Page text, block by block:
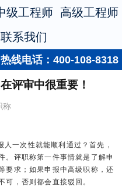
级工程师 高级工程师
联系我们
热线电话：400-108-8318
评审中很重要！
称
一次性就能顺利通过？首先，
。评职称第一件事情就是了解申
要求；如果申报中高级职称 ，还
可，否则都会直接驳回。